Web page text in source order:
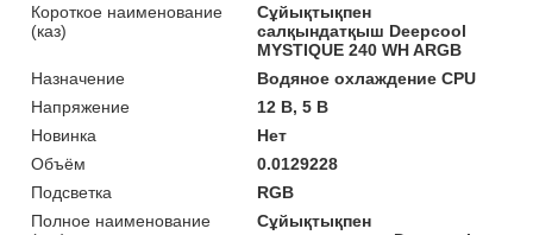
Короткое наименование
(каз)
Сұйықтықпен
салқындатқыш Deepcool
MYSTIQUE 240 WH ARGB
Назначение
Водяное охлаждение CPU
Напряжение
12 В, 5 В
Новинка
Нет
Объём
0.0129228
Подсветка
RGB
Полное наименование
Сұйықтықпен